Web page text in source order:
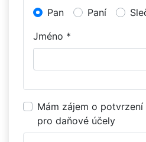
Pan
Paní
Jméno *
Mám zájem o
pro daňové účely